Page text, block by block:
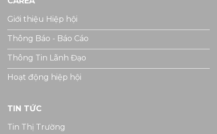
Giới thiệu Hiệp hội
Thông Báo - Báo Cáo
Thông Tin Lãnh Đạo
Hoạt động hiệp hội
TIN TỨC
Tin Thị Trường